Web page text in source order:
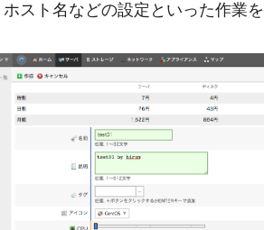
スト名などの設定といった作業